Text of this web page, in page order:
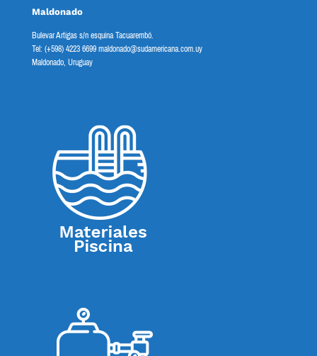
Maldonado
Bulevar Artigas s/n esquina Tacuarembó.
Tel: (+598) 4223 6699 maldonado@sudamericana.com.uy
Maldonado, Uruguay